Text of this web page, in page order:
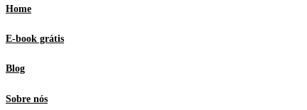
Home
E-book grátis
Blog
Sobre nós